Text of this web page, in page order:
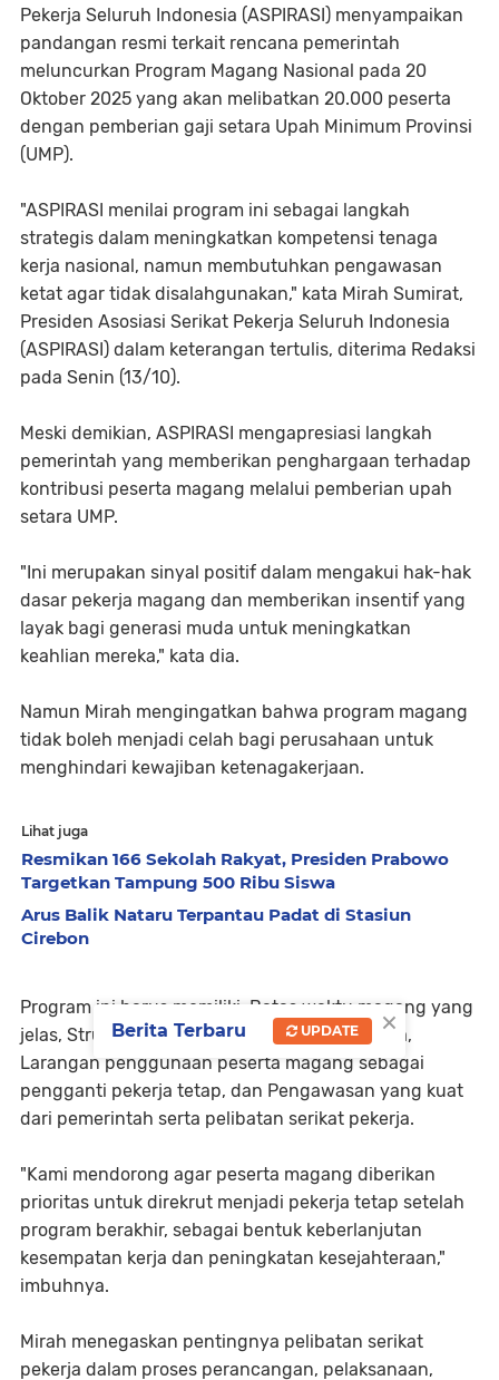
Pekerja Seluruh Indonesia (ASPIRASI) menyampaikan
pandangan resmi terkait rencana pemerintah
meluncurkan Program Magang Nasional pada 20
Oktober 2025 yang akan melibatkan 20.000 peserta
dengan pemberian gaji setara Upah Minimum Provinsi
(UMP).
"ASPIRASI menilai program ini sebagai langkah
strategis dalam meningkatkan kompetensi tenaga
kerja nasional, namun membutuhkan pengawasan
ketat agar tidak disalahgunakan," kata Mirah Sumirat,
Presiden Asosiasi Serikat Pekerja Seluruh Indonesia
(ASPIRASI) dalam keterangan tertulis, diterima Redaksi
pada Senin (13/10).
Meski demikian, ASPIRASI mengapresiasi langkah
pemerintah yang memberikan penghargaan terhadap
kontribusi peserta magang melalui pemberian upah
setara UMP.
"Ini merupakan sinyal positif dalam mengakui hak-hak
dasar pekerja magang dan memberikan insentif yang
layak bagi generasi muda untuk meningkatkan
keahlian mereka," kata dia.
Namun Mirah mengingatkan bahwa program magang
tidak boleh menjadi celah bagi perusahaan untuk
menghindari kewajiban ketenagakerjaan.
Lihat juga
Resmikan 166 Sekolah Rakyat, Presiden Prabowo
Targetkan Tampung 500 Ribu Siswa
Arus Balik Nataru Terpantau Padat di Stasiun
Cirebon
Program ini harus memiliki, Batas waktu magang yang
jelas, Struktur pelatihan dan pembinaan nyata,
Larangan penggunaan peserta magang sebagai
pengganti pekerja tetap, dan Pengawasan yang kuat
dari pemerintah serta pelibatan serikat pekerja.
"Kami mendorong agar peserta magang diberikan
prioritas untuk direkrut menjadi pekerja tetap setelah
program berakhir, sebagai bentuk keberlanjutan
kesempatan kerja dan peningkatan kesejahteraan,"
imbuhnya.
Mirah menegaskan pentingnya pelibatan serikat
pekerja dalam proses perancangan, pelaksanaan,
×
Berita Terbaru UPDATE